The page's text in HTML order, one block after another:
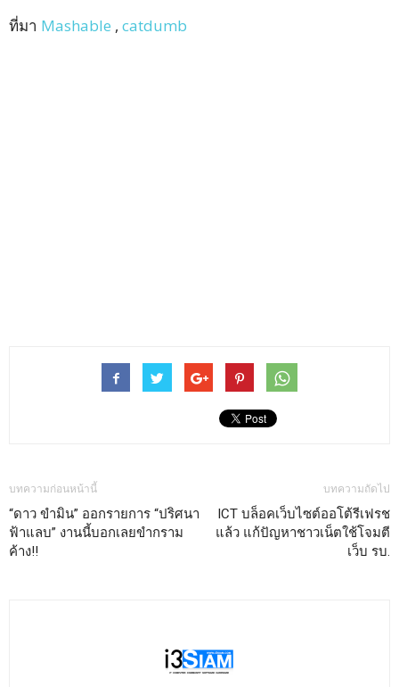
ที่มา Mashable , catdumb
บทความก่อนหน้านี้
“ดาว ขำมิน” ออกรายการ “ปริศนา
ฟ้าแลบ” งานนี้บอกเลยขำกราม
ค้าง!!
บทความถัดไป
ICT บล็อคเว็บไซต์ออโต้รีเฟรช
แล้ว แก้ปัญหาชาวเน็ตใช้โจมตี
เว็บ รบ.